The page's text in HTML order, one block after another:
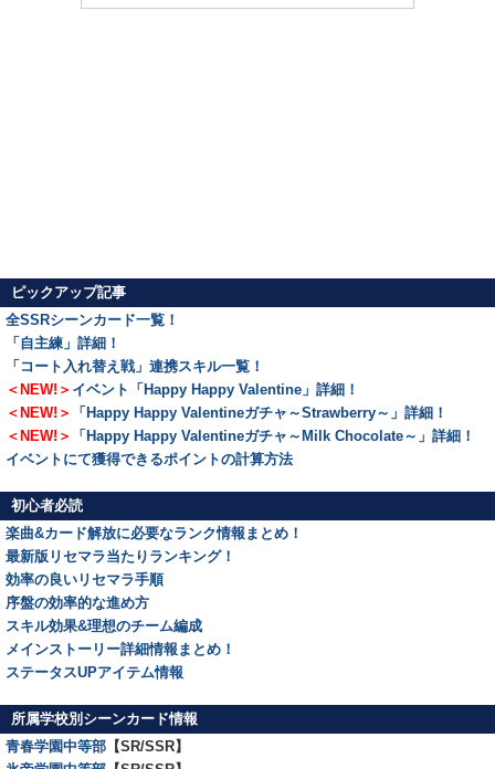
ピックアップ記事
全SSRシーンカード一覧！
「自主練」詳細！
「コート入れ替え戦」連携スキル一覧！
＜NEW!＞ イベント「Happy Happy Valentine」詳細！
＜NEW!＞
「Happy Happy Valentineガチャ～Strawberry～」詳細！
＜NEW!＞
「Happy Happy Valentineガチャ～Milk Chocolate～」詳細！
イベントにて獲得できるポイントの計算方法
初心者必読
楽曲&カード解放に必要なランク情報まとめ！
最新版リセマラ当たりランキング！
効率の良いリセマラ手順
序盤の効率的な進め方
スキル効果&理想のチーム編成
メインストーリー詳細情報まとめ！
ステータスUPアイテム情報
所属学校別シーンカード情報
青春学園中等部 【SR/SSR】